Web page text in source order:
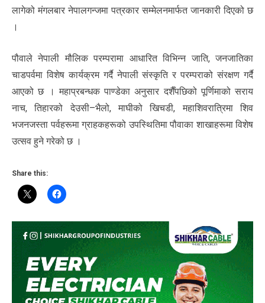
लागेको मंगलबार नेपालगन्जमा पत्रकार सम्मेलनमार्फत जानकारी दिएको छ
।
पौवाले नेपाली मौलिक परम्परामा आधारित विभिन्न जाति, जनजातिका
चाडपर्वमा विशेष कार्यक्रम गर्दै नेपाली संस्कृति र परम्पराको संरक्षण गर्दै
आएको छ । महाप्रबन्धक पाण्डेका अनुसार दशैँपछिको पूर्णिमाको सराय
नाच, तिहारको देउसी–भैलो, माघीको खिचडी, महाशिवरात्रिमा शिव
भजनजस्ता पर्वहरूमा ग्राहकहरूको उपस्थितिमा पौवाका शाखाहरूमा विशेष
उत्सव हुने गरेको छ ।
Share this: